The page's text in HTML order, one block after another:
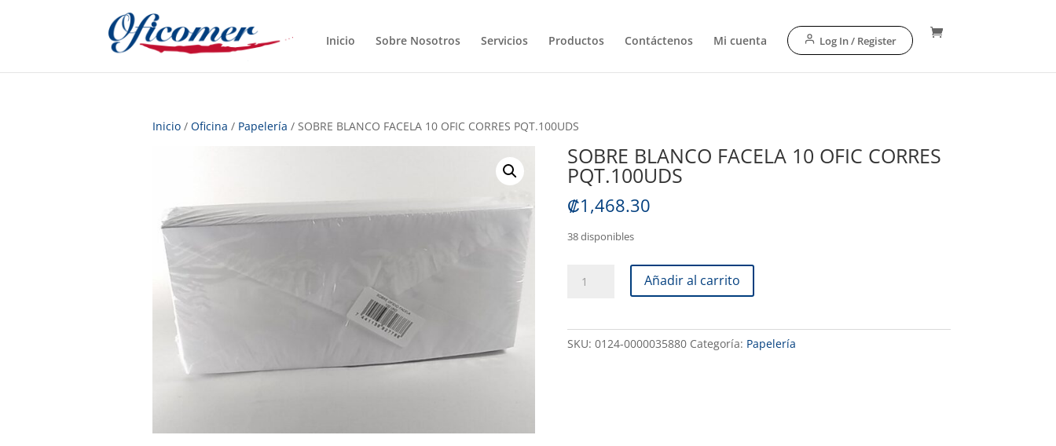
Inicio Sobre Nosotros Servicios Productos Contáctenos Mi cuenta Log In / Register
Inicio/ Oficina / Papelería / SOBRE BLANCO FACELA 10 OFIC CORRES PQT.100UDS
SOBRE BLANCO FACELA 10 OFIC CORRES
PQT.100UDS
₡1,468.30
38 disponibles
BLANCO
10
OFIC
Añadir al carrito
SKU: 0124-0000035880 Categoría: Papelería